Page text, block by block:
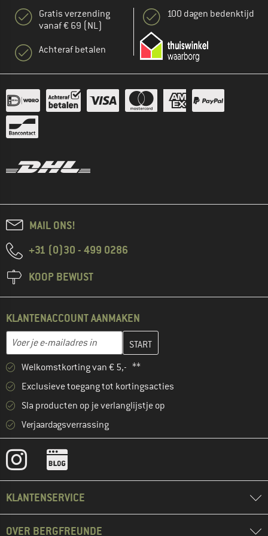
Gratis verzending
vanaf € 69 (NL)
Achteraf betalen
100 dagen bedenktijd
MAIL ONS!
+31 (0)30 - 499 0286
KOOP BEWUST
KLANTENACCOUNT AANMAKEN
E-mailadres
Vul je e-mailadres hier in en maak in de volgende stap je
Welkomstkorting van € 5,- **
Exclusieve toegang tot kortingsacties
Sla producten op je verlanglijstje op
Verjaardagsverrassing
KLANTENSERVICE
OVER BERGFREUNDE